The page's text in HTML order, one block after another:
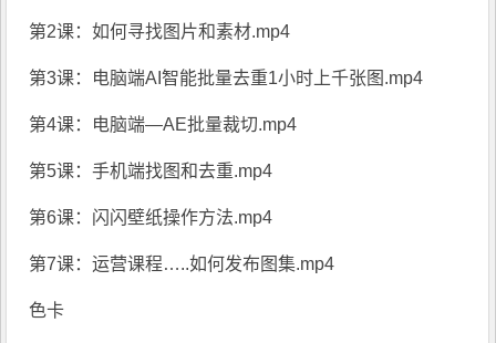
第2课：如何寻找图片和素材.mp4
第3课：电脑端AI智能批量去重1小时上千张图.mp4
第4课：电脑端—AE批量裁切.mp4
第5课：手机端找图和去重.mp4
第6课：闪闪壁纸操作方法.mp4
第7课：运营课程…..如何发布图集.mp4
色卡